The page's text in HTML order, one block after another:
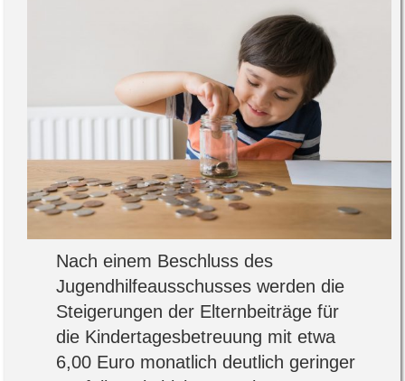
Nach einem Beschluss des
Jugendhilfeausschusses werden die
Steigerungen der Elternbeiträge für
die Kindertagesbetreuung mit etwa
6,00 Euro monatlich deutlich geringer